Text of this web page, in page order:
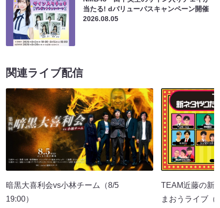
当たる! dバリューパスキャンペーン開催
2026.08.05
関連ライブ配信
暗黒大喜利会vs小林チーム（8/5
19:00）
TEAM近藤の新
まおうライブ